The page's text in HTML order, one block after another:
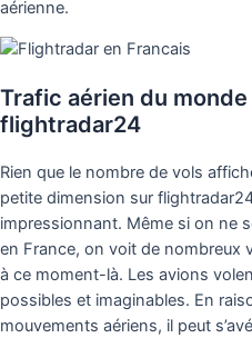
aérienne.
Trafic aérien du
flightradar24
Rien que le nombre de vols
petite dimension sur
impressionnant. Même si on ne
en France, on voit de nombreux
à ce moment-là. Les avions
possibles et imaginables. En
mouvements aériens, il peut